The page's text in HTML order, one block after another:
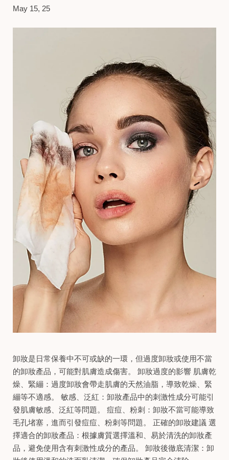
May 15, 25
卸妝是日常保養中不可或缺的一環，但過度卸妝或使用不當
的卸妝產品，可能對肌膚造成傷害。​ 卸妝過度的影響 肌膚乾
燥、緊繃：​過度卸妝會帶走肌膚的天然油脂，導致乾燥、緊
繃等不適感。​ 敏感、泛紅：​卸妝產品中的刺激性成分可能引
發肌膚敏感、泛紅等問題。​ 痘痘、粉刺：​卸妝不當可能導致
毛孔堵塞，進而引發痘痘、粉刺等問題。​ 正確的卸妝建議 選
擇適合的卸妝產品：​根據膚質選擇溫和、易於清洗的卸妝產
品，避免使用含有刺激性成分的產品。​ 卸妝後徹底清潔：​卸